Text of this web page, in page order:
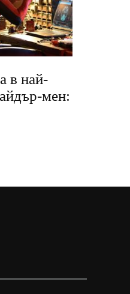
в най-
мен: